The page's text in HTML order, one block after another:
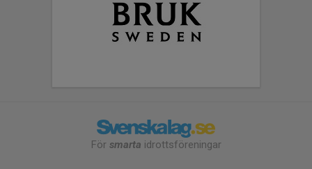
För smarta idrottsföreningar